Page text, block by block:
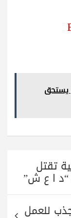
يستحق
تقتل
“د ا ع ش”
للعمل